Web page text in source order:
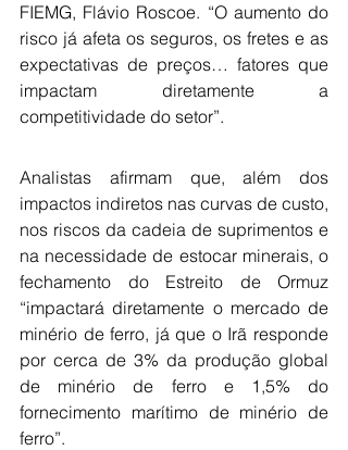
FIEMG, Flávio Roscoe. “O aumento do
risco já afeta os seguros, os fretes e as
expectativas de preços… fatores que
impactam diretamente a
competitividade do setor”.
Analistas afirmam que, além dos
impactos indiretos nas curvas de custo,
nos riscos da cadeia de suprimentos e
na necessidade de estocar minerais, o
fechamento do Estreito de Ormuz
“impactará diretamente o mercado de
minério de ferro, já que o Irã responde
por cerca de 3% da produção global
de minério de ferro e 1,5% do
fornecimento marítimo de minério de
ferro”.